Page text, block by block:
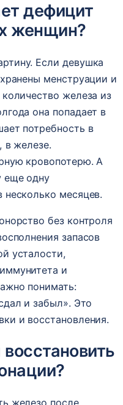
дефицит
женщин?
Если девушка
менструации и
железа из
она попадает в
потребность в
в железе.
кровопотерю. А
еще одну
месяцев.
без контроля
запасов
усталости,
и
понимать:
и забыл». Это
и восстановления.
железо после